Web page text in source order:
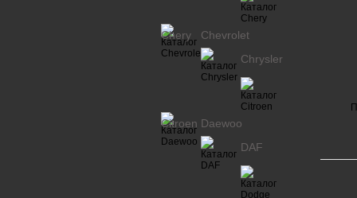
Chery
Chevrolet
Chrysler
Citroen Daewoo
DAF